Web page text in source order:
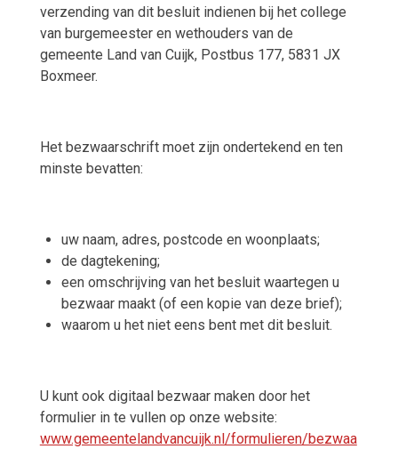
verzending van dit besluit indienen bij het college
van burgemeester en wethouders van de
gemeente Land van Cuijk, Postbus 177, 5831 JX
Boxmeer.
Het bezwaarschrift moet zijn ondertekend en ten
minste bevatten:
uw naam, adres, postcode en woonplaats;
de dagtekening;
een omschrijving van het besluit waartegen u
bezwaar maakt (of een kopie van deze brief);
waarom u het niet eens bent met dit besluit.
U kunt ook digitaal bezwaar maken door het
formulier in te vullen op onze website:
www.gemeentelandvancuijk.nl/formulieren/bezwaa